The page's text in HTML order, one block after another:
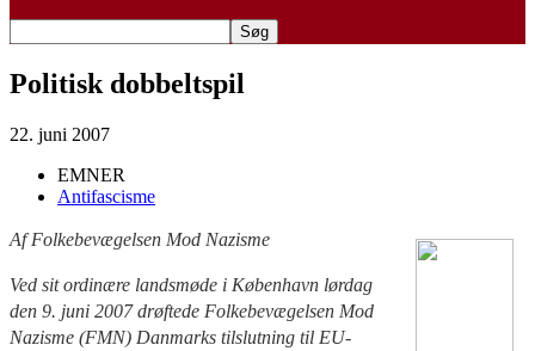
Politisk dobbeltspil
22. juni 2007
EMNER
Antifascisme
Af Folkebevægelsen Mod Nazisme
Ved sit ordinære landsmøde i København lørdag
den 9. juni 2007 drøftede Folkebevægelsen Mod
Nazisme (FMN) Danmarks tilslutning til EU-